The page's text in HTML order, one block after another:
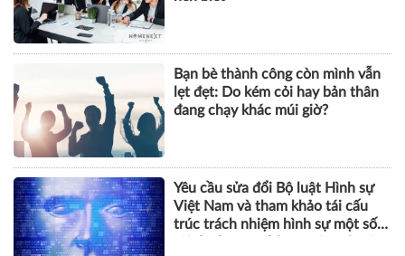
Yêu cầu sửa đổi Bộ luật Hình sự
Việt Nam và tham khảo tái cấu
trúc trách nhiệm hình sự một số
tội danh trong kỷ nguyên trí tuệ
BẤT ĐỘNG SẢN
Khi lãi suất tạo đỉnh, đừng chọn